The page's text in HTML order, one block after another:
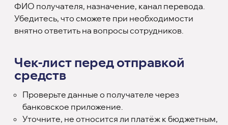
ФИО получателя, назначение, канал перевода.
Убедитесь, что сможете при необходимости
внятно ответить на вопросы сотрудников.
Чек-лист перед отправкой
средств
Проверьте данные о получателе через
банковское приложение.
Уточните, не относится ли платёж к бюджетным,